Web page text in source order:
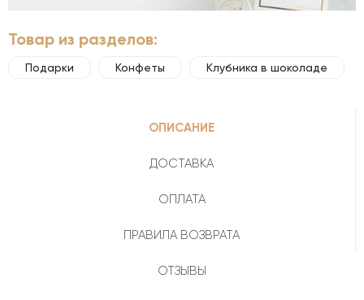
Товар из разделов:
Подарки Конфеты Клубника в шоколаде
ОПИСАНИЕ
ДОСТАВКА
ОПЛАТА
ПРАВИЛА ВОЗВРАТА
ОТЗЫВЫ